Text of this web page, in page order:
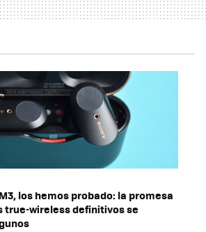
los hemos probado: la promesa
true-wireless definitivos se